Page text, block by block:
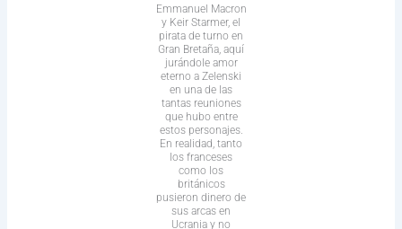
Emmanuel Macron
y Keir Starmer, el
pirata de turno en
Gran Bretaña, aquí
jurándole amor
eterno a Zelenski
en una de las
tantas reuniones
que hubo entre
estos personajes.
En realidad, tanto
los franceses
como los
británicos
pusieron dinero de
sus arcas en
Ucrania y no